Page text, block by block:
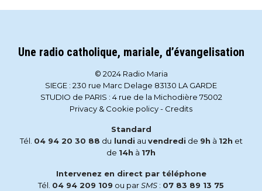
Une radio catholique, mariale, d’évangelisation
© 2024 Radio Maria
SIEGE : 230 rue Marc Delage 83130 LA GARDE
STUDIO de PARIS : 4 rue de la Michodière 75002
Privacy & Cookie policy- Credits
Standard
Tél. 04 94 20 30 88 du lundi au vendredi de 9h à 12h et
de 14h à 17h
Intervenez en direct par téléphone
Tél. 04 94 209 109 ou parSMS : 07 83 89 13 75